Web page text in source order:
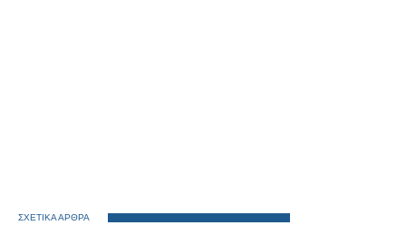
ΣΧΕΤΙΚΑ ΑΡΘΡΑ